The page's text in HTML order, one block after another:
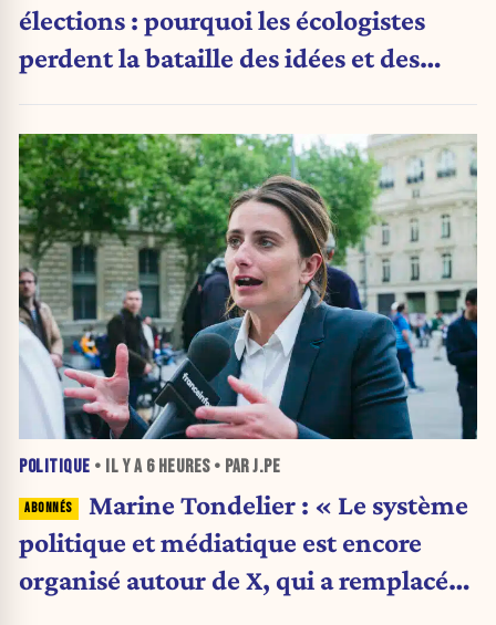
élections : pourquoi les écologistes
perdent la bataille des idées et des
POLITIQUE • IL Y A 6 HEURES• PAR J.PE
Marine Tondelier : « Le système
politique et médiatique est encore
organisé autour de X, qui a remplacé